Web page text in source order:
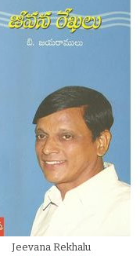
Jeevana Rekhalu